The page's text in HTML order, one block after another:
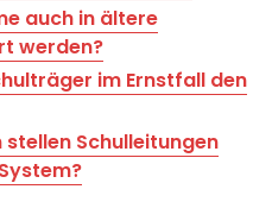
auch in ältere
werden?
im Ernstfall den
Schulleitungen